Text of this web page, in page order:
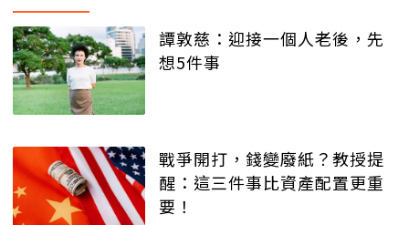
譚敦慈：迎接一個人老後，先
想5件事
戰爭開打，錢變廢紙？教授提
醒：這三件事比資產配置更重
要！